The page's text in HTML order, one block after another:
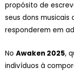
propósito de
seus dons musicais
responderem em
No Awaken 2025,
indivíduos à